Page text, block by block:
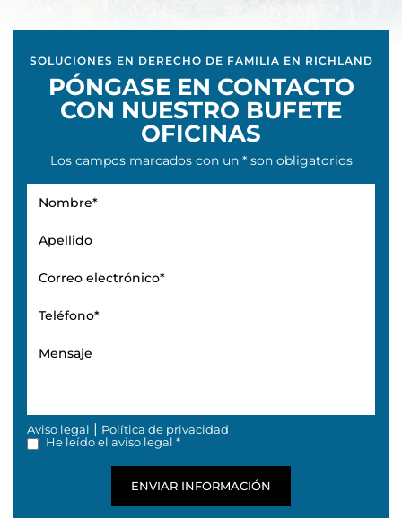
SOLUCIONES EN DERECHO DE FAMILIA EN RICHLAND
PÓNGASE EN CONTACTO
CON NUESTRO BUFETE
OFICINAS
Los campos marcados con un * son obligatorios
Aviso legal | Política de privacidad
He leído el aviso legal *